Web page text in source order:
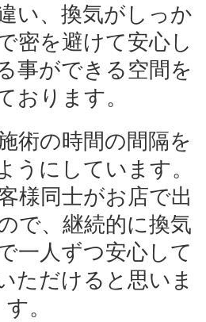
い、換気がしっか
密を避けて安心し
事ができる空間を
おります。
術の時間の間隔を
うにしています。
様同士がお店で出
で、継続的に換気
一人ずつ安心して
ただけると思いま
す。